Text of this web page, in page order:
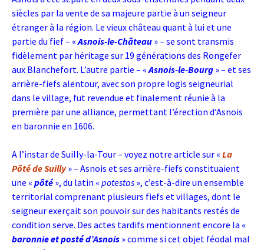
siècles par la vente de sa majeure partie à un seigneur
étranger à la région. Le vieux château quant à lui et une
partie du fief – « Asnois-le-Château » – se sont transmis
fidèlement par héritage sur 19 générations des Rongefer
aux Blanchefort. L’autre partie – «Asnois-le-Bourg » – et ses
arrière-fiefs alentour, avec son propre logis seigneurial
dans le village, fut revendue et finalement réunie à la
première par une alliance, permettant l’érection d’Asnois
en baronnie en 1606.
A l’instar de Suilly-la-Tour – voyez notre article sur « La
Pôté de Suilly » – Asnois et ses arrière-fiefs constituaient
une « pôté », du latin « potestas », c’est-à-dire un ensemble
territorial comprenant plusieurs fiefs et villages, dont le
seigneur exerçait son pouvoir sur des habitants restés de
condition serve. Des actes tardifs mentionnent encore la «
baronnie et posté d’Asnois » comme si cet objet féodal mal